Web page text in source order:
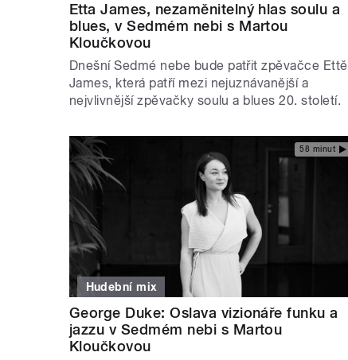
Etta James, nezaměnitelný hlas soulu a
blues, v Sedmém nebi s Martou
Kloučkovou
Dnešní Sedmé nebe bude patřit zpěvačce Ettě
James, která patří mezi nejuznávanější a
nejvlivnější zpěvačky soulu a blues 20. století.
58 minut
Hudební mix
George Duke: Oslava vizionáře funku a
jazzu v Sedmém nebi s Martou
Kloučkovou